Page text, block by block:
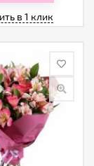
в 1 клик